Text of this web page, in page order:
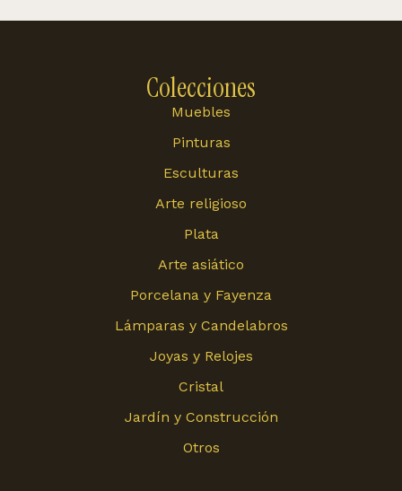
Colecciones
Muebles
Pinturas
Esculturas
Arte religioso
Plata
Arte asiático
Porcelana y Fayenza
Lámparas y Candelabros
Joyas y Relojes
Cristal
Jardín y Construcción
Otros